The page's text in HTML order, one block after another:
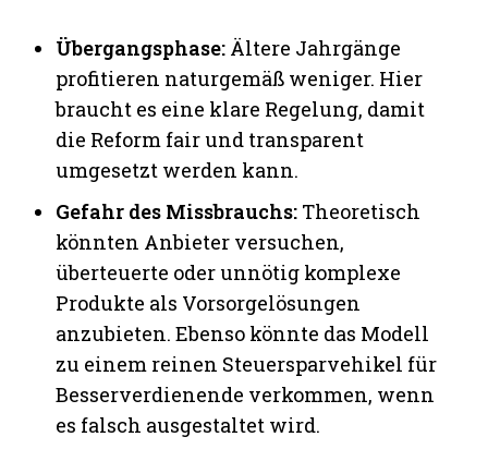
Übergangsphase: Ältere Jahrgänge
profitieren naturgemäß weniger. Hier
braucht es eine klare Regelung, damit
die Reform fair und transparent
umgesetzt werden kann.
Gefahr des Missbrauchs: Theoretisch
könnten Anbieter versuchen,
überteuerte oder unnötig komplexe
Produkte als Vorsorgelösungen
anzubieten. Ebenso könnte das Modell
zu einem reinen Steuersparvehikel für
Besserverdienende verkommen, wenn
es falsch ausgestaltet wird.